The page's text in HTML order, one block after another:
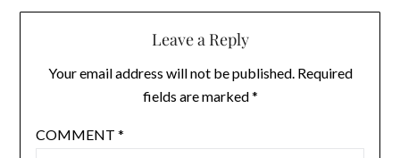
Leave a Reply
Your email address will not be published. Required
fields are marked*
COMMENT *